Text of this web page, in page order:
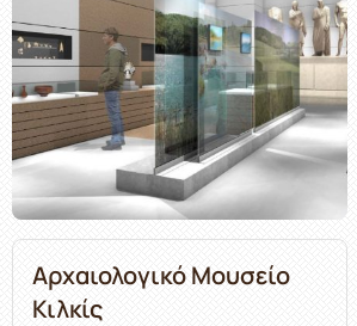
Αρχαιολογικό Μουσείο
Κιλκίς